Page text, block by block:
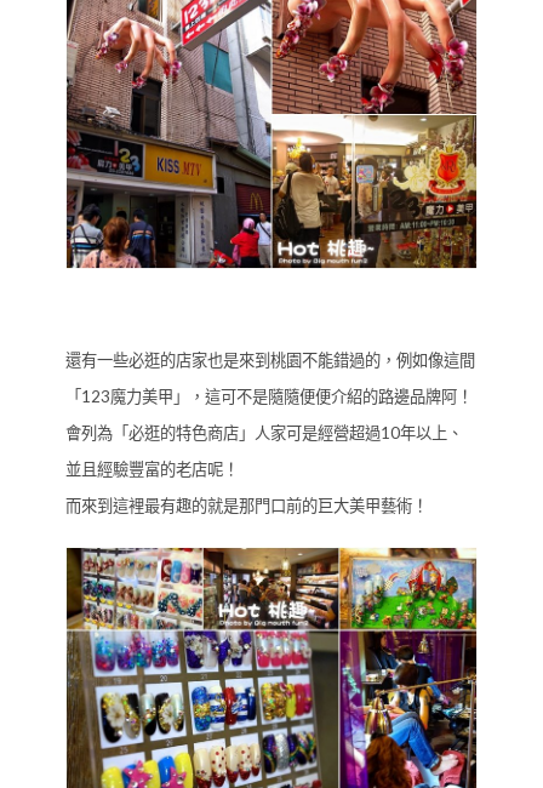
還有一些必逛的店家也是來到桃園不能錯過的，例如像這間
「123魔力美甲」，這可不是隨隨便便介紹的路邊品牌阿！
會列為「必逛的特色商店」人家可是經營超過10年以上、
並且經驗豐富的老店呢！
而來到這裡最有趣的就是那門口前的巨大美甲藝術！